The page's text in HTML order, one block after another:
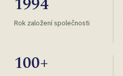
Rok založení společnosti
100+